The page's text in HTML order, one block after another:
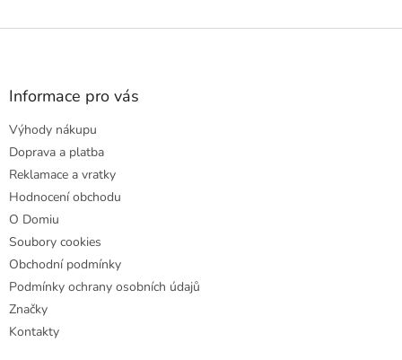
Z
Informace pro vás
Výhody nákupu
Doprava a platba
Reklamace a vratky
Hodnocení obchodu
O Domiu
Soubory cookies
Obchodní podmínky
Podmínky ochrany osobních údajů
Značky
Kontakty